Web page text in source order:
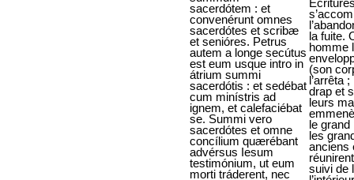
sacerdótem : et
convenérunt omnes
sacerdótes et scribæ
et senióres. Petrus
autem a longe secútus
est eum usque intro in
átrium summi
sacerdótis : et sedébat
cum minístris ad
ignem, et calefaciébat
se. Summi vero
sacerdótes et omne
concílium quærébant
advérsus Iesum
testimónium, ut eum
morti tráderent, nec